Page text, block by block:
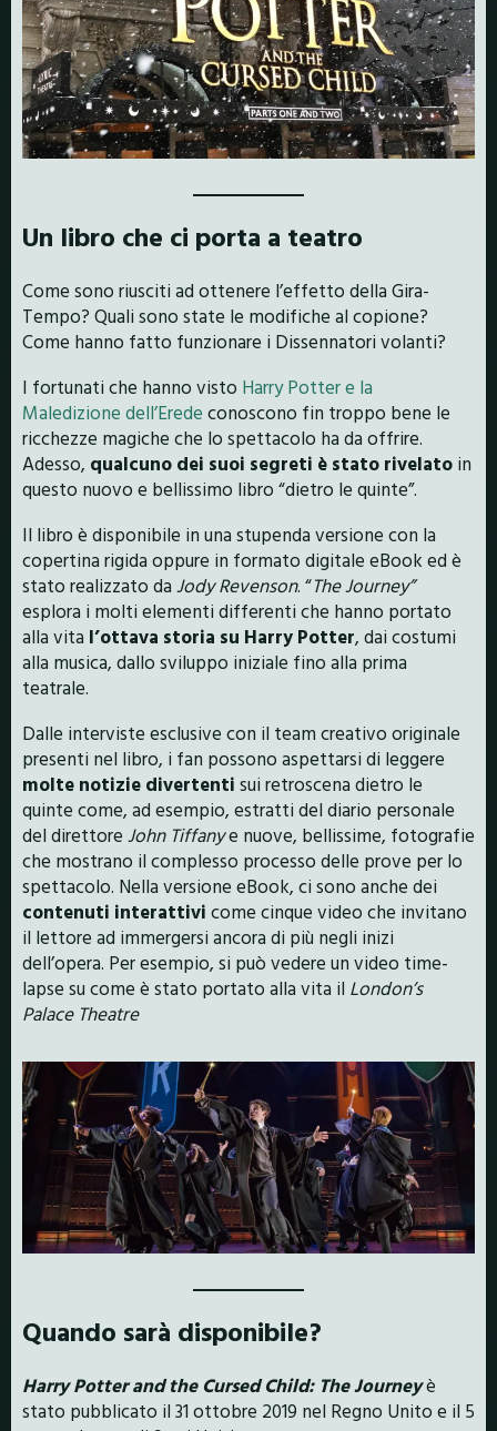
Un libro che ci porta a teatro
Come sono riusciti ad ottenere l’effetto della Gira-
Tempo? Quali sono state le modifiche al copione?
Come hanno fatto funzionare i Dissennatori volanti?
I fortunati che hanno visto Harry Potter e la
Maledizione dell’Erede conoscono fin troppo bene le
ricchezze magiche che lo spettacolo ha da offrire.
Adesso, qualcuno dei suoi segreti è stato rivelato in
questo nuovo e bellissimo libro “dietro le quinte”.
Il libro è disponibile in una stupenda versione con la
copertina rigida oppure in formato digitale eBook ed è
stato realizzato da Jody Revenson. “The Journey”
esplora i molti elementi differenti che hanno portato
alla vita l’ottava storia su Harry Potter, dai costumi
alla musica, dallo sviluppo iniziale fino alla prima
teatrale.
Dalle interviste esclusive con il team creativo originale
presenti nel libro, i fan possono aspettarsi di leggere
molte notizie divertenti sui retroscena dietro le
quinte come, ad esempio, estratti del diario personale
del direttore John Tiffanye nuove, bellissime, fotografie
che mostrano il complesso processo delle prove per lo
spettacolo. Nella versione eBook, ci sono anche dei
contenuti interattivi come cinque video che invitano
il lettore ad immergersi ancora di più negli inizi
dell’opera. Per esempio, si può vedere un video time-
lapse su come è stato portato alla vita il London’s
Palace Theatre
Quando sarà disponibile?
Harry Potter and the Cursed Child: The Journeyè
stato pubblicato il 31 ottobre 2019 nel Regno Unito e il 5